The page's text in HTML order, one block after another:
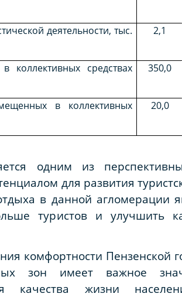
деятельности, тыс.
2,1
средствах
350,0
в коллективных
20,0
одним из
для развития
в данной агломерации
туристов и улучшить
комфортности Пензенской
зон имеет важное
качества жизни